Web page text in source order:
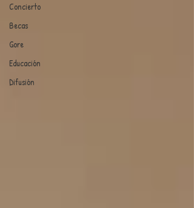
Concierto
Becas
Gore
Educación
Difusión